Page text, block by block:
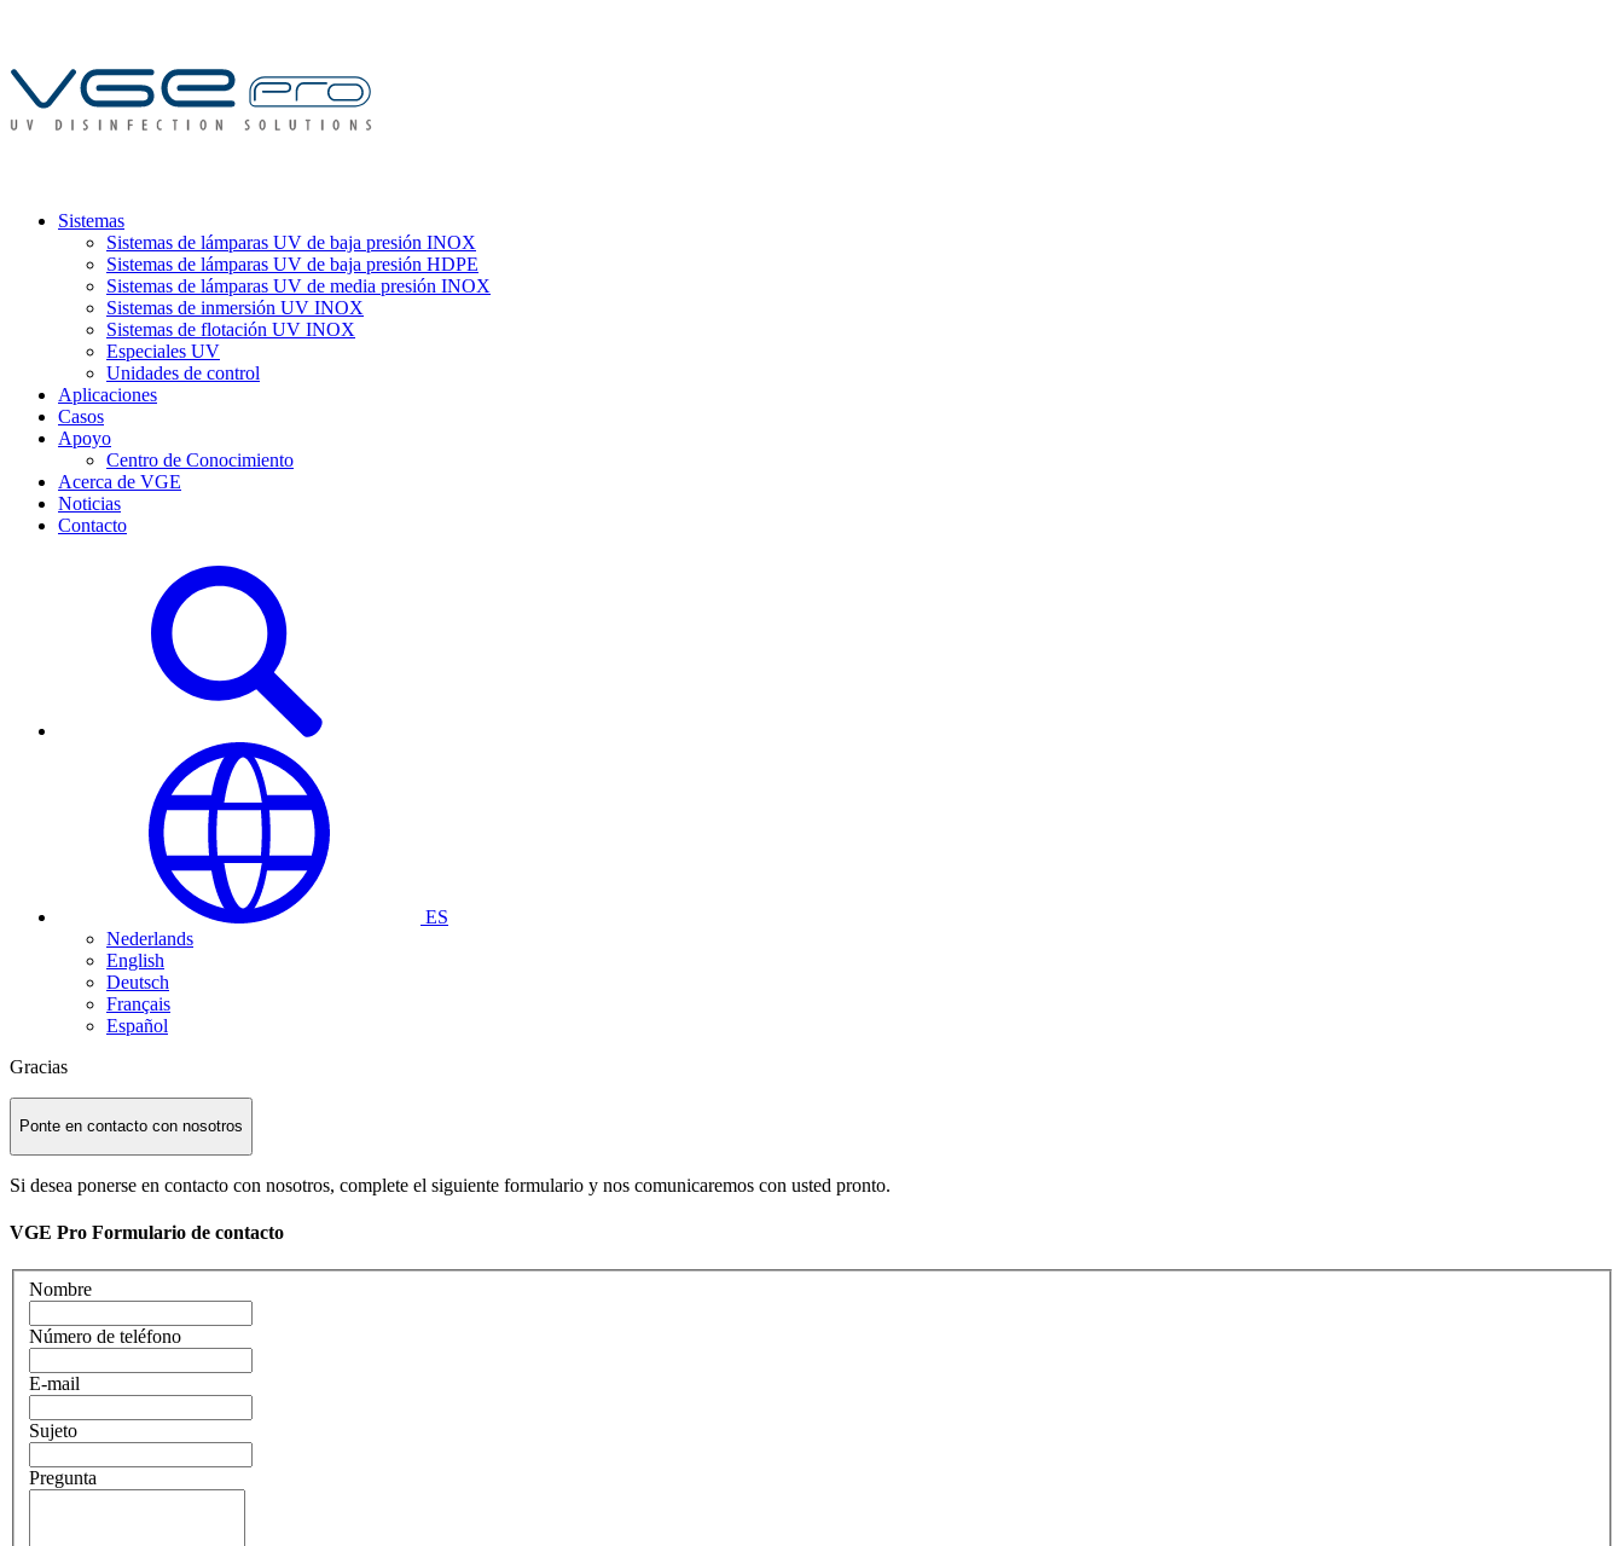
Sistemas
Sistemas de lámparas UV de baja presión INOX
Sistemas de lámparas UV de baja presión HDPE
Sistemas de lámparas UV de media presión INOX
Sistemas de inmersión UV INOX
Sistemas de flotación UV INOX
Especiales UV
Unidades de control
Aplicaciones
Casos
Apoyo
Centro de Conocimiento
Acerca de VGE
Noticias
Contacto
ES
Nederlands
English
Deutsch
Français
Español
Gracias
Ponte en contacto con nosotros
Si desea ponerse en contacto con nosotros, complete el siguiente formulario y nos comunicaremos con usted pronto.
VGE Pro Formulario de contacto
Nombre
Número de teléfono
E-mail
Sujeto
Pregunta